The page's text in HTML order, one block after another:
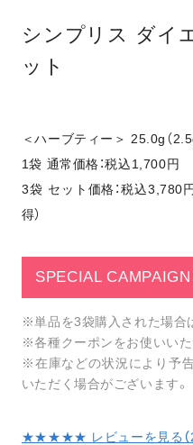
シンプリス ダイ
ット
＜ハーブティー＞ 25.0g（
1袋 通常価格：税込1,700円
3袋 セット価格：税込3,780
得）
SPECIAL CAMPAIGN
※単品を3袋購入された場合
※各種クーポンをお使いいた
※在庫などの状況により予
いただく場合がございます。
★★★★★ レビューを見る（